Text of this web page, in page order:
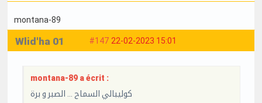
montana-89
#147 22-02-2023 15:01
Wlid'ha 01
montana-89 a écrit :
كوليبالي السماح ... الصبر و برة